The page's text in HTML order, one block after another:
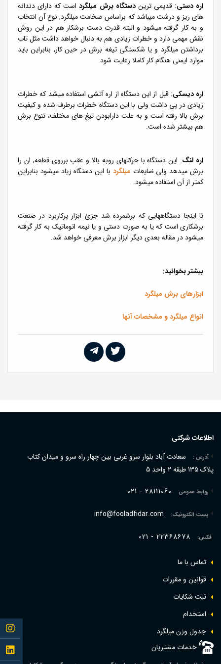
اره دستی: قدیمی تریندستگاه برش میلگرداست که دارای دندانه
های ریز و درشت میباشد که براساس ضخامت میلگرد, نوع آن انتخاب
و به کار گرفته میشود و البته قدرت دست برشکار هم در این روش
نقش مهمی دارد و خطرات زیادی هم به دنبال خواهد داشت مثل تاب
برداشتن میلگرد و یا شکستگی تیغه برش در حین کار, بنابراین باید
موارد ایمنی هنگام کار کاملا رعایت شود.
اره دیسکی: قبل از این دستگاه از اره آتشی استفاده میشد که خطرات
زیادی در پی داشت ولی با این دستگاه خطرات برطرف شده و کیفیت
برش بالا رفته است و به علت دارابودن تیغ های مختلف، تنوع برش
هم بیشتر شده است.
اره لنگ: این دستگاه با حرکتهای روبه بالا و عقب برروی قطعه, ان را
برش میدهد ولی ضایعات میلگرد با این دستگاه زیاد میشود بنابراین
کمتر از آن استفاده میشود.
تا اینجا دستگاههایی که برشمرده شد جزئ ابزار پرکاربرد در صنعت
برشکاری است که یا به صورت دستی و یا نیمه اتوماتیک به کار گرفته
میشود در مقاله بعدی دیگر ابزار برش معرفی خواهد شد.
بیشتر بخوانید:
ابزارهای برش میلگرد
انواع میلگرد و مشخصات آنها
اطلاعات شرکتی
آدرس :
سعادت آباد بلوار سرو غربی بین چهار راه سرو و میدان کتاب
پلاک 135 طبقه 2 واحد 5
روابط عمومی 021 - 28111060
پست الکترونیک: info@fooladfidar.com
فکس: 021 - 22368678
تماس با ما
قوانین و مقررات
ثبت شکایات
استخدام
جدول وزن ميلگرد
خدمات مشتریان
Follow
me to
Follow